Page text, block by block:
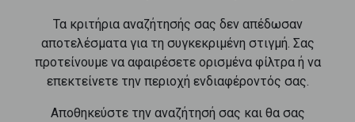
Τα κριτήρια αναζήτησής σας δεν απέδωσαν
αποτελέσματα για τη συγκεκριμένη στιγμή. Σας
προτείνουμε να αφαιρέσετε ορισμένα φίλτρα ή να
επεκτείνετε την περιοχή ενδιαφέροντός σας.
Αποθηκεύστε την αναζήτησή σας και θα σας